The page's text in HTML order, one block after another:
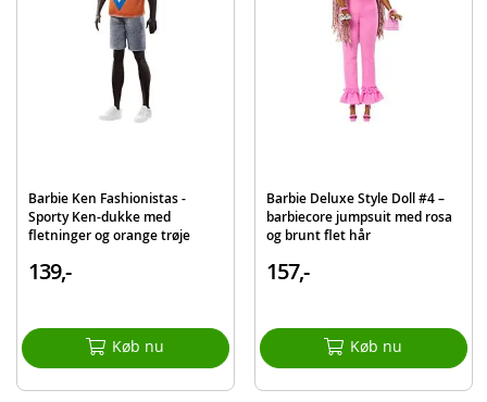
Mål: ca. 29 cm høj
Alder: fra 3 år
Barbie Ken Fashionistas -
Sporty Ken-dukke med
fletninger og orange trøje
139,-
Køb nu
Barbie Deluxe Style Doll #4 –
barbiecore jumpsuit med rosa
og brunt flet hår
157,-
Køb nu